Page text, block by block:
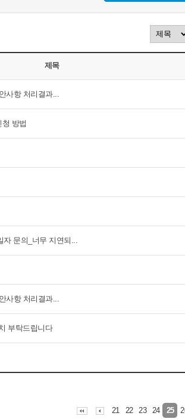
제목
사항 처리결과...
방법
자 문의_너무 지연되...
사항 처리결과...
부탁드립니다
21 22 23 24 25